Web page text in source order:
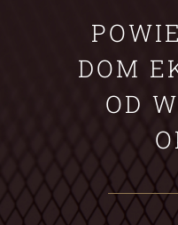
DOM
OD